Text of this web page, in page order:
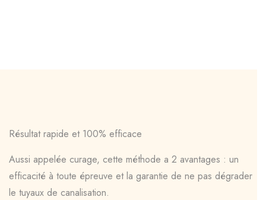
Résultat rapide et 100% efficace
Aussi appelée curage, cette méthode a 2 avantages : un
efficacité à toute épreuve et la garantie de ne pas dégrader
le tuyaux de canalisation.